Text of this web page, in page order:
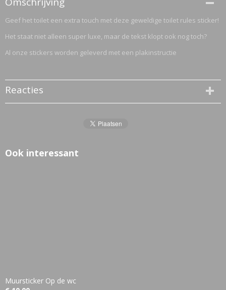
Geef het toilet een extra touch met deze geweldige toilet rules sticker!
Het staat niet alleen super luxe, maar de tekst klopt ook nog toch?
Al onze stickers worden geleverd met een plakinstructie
Reacties
Ook interessant
Muursticker Op de wc